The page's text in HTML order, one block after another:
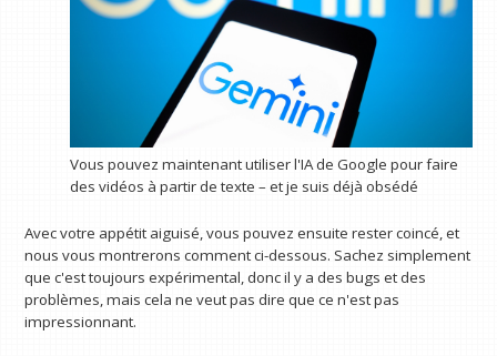
Vous pouvez maintenant utiliser l'IA de Google pour faire
des vidéos à partir de texte – et je suis déjà obsédé
Avec votre appétit aiguisé, vous pouvez ensuite rester coincé, et
nous vous montrerons comment ci-dessous. Sachez simplement
que c'est toujours expérimental, donc il y a des bugs et des
problèmes, mais cela ne veut pas dire que ce n'est pas
impressionnant.